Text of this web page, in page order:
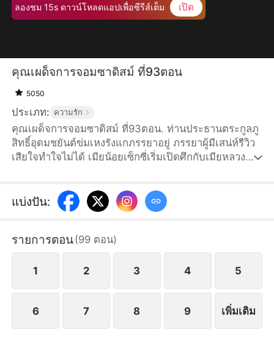
ลองชม 15s ดาวน์โหลดแอปเพื่อซีรีส์เต็ม เปิด
คุณเผด็จการจอมซาดิสม์ ที่93ตอน
5050
ประเภท: ความรัก
คุณเผด็จการจอมซาดิสม์ ที่93ตอน. ท่านประธานตระกูลภู
สิทธิ์อุดมชยันต์ข่มเหงรังแกภรรยาอยู่ ภรรยาผู้มีเสน่ห์รีวิว
เสียใจทำใจไม่ได้ เมียน้อยเซ็กซี่เริ่มเปิดศึกกับเมียหลวง
แบ่งปัน:
รายการตอน(99 ตอน)
1 2 3 4 5
6 7 8 9 เพิ่มเติม